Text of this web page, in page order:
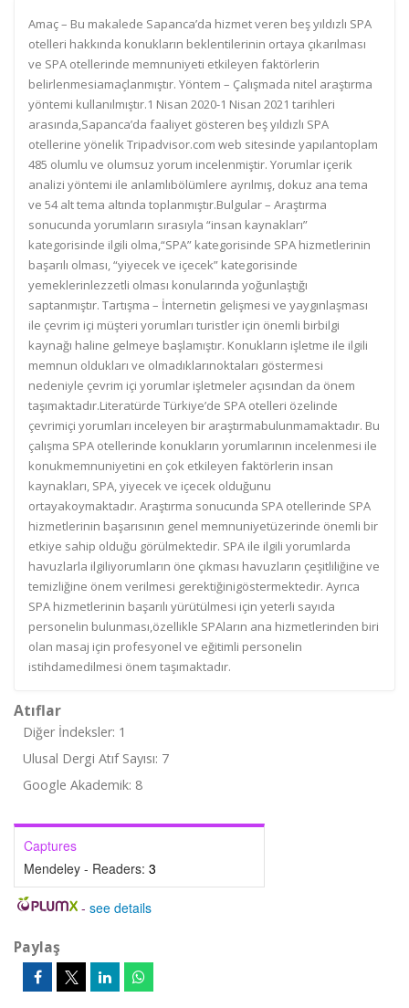
Amaç – Bu makalede Sapanca’da hizmet veren beş yıldızlı SPA
otelleri hakkında konukların beklentilerinin ortaya çıkarılması
ve SPA otellerinde memnuniyeti etkileyen faktörlerin
belirlenmesiamaçlanmıştır. Yöntem – Çalışmada nitel araştırma
yöntemi kullanılmıştır.1 Nisan 2020-1 Nisan 2021 tarihleri
arasında,Sapanca’da faaliyet gösteren beş yıldızlı SPA
otellerine yönelik Tripadvisor.com web sitesinde yapılantoplam
485 olumlu ve olumsuz yorum incelenmiştir. Yorumlar içerik
analizi yöntemi ile anlamlıbölümlere ayrılmış, dokuz ana tema
ve 54 alt tema altında toplanmıştır.Bulgular – Araştırma
sonucunda yorumların sırasıyla “insan kaynakları”
kategorisinde ilgili olma,“SPA” kategorisinde SPA hizmetlerinin
başarılı olması, “yiyecek ve içecek” kategorisinde
yemeklerinlezzetli olması konularında yoğunlaştığı
saptanmıştır. Tartışma – İnternetin gelişmesi ve yaygınlaşması
ile çevrim içi müşteri yorumları turistler için önemli birbilgi
kaynağı haline gelmeye başlamıştır. Konukların işletme ile ilgili
memnun oldukları ve olmadıklarınoktaları göstermesi
nedeniyle çevrim içi yorumlar işletmeler açısından da önem
taşımaktadır.Literatürde Türkiye’de SPA otelleri özelinde
çevrimiçi yorumları inceleyen bir araştırmabulunmamaktadır. Bu
çalışma SPA otellerinde konukların yorumlarının incelenmesi ile
konukmemnuniyetini en çok etkileyen faktörlerin insan
kaynakları, SPA, yiyecek ve içecek olduğunu
ortayakoymaktadır. Araştırma sonucunda SPA otellerinde SPA
hizmetlerinin başarısının genel memnuniyetüzerinde önemli bir
etkiye sahip olduğu görülmektedir. SPA ile ilgili yorumlarda
havuzlarla ilgiliyorumların öne çıkması havuzların çeşitliliğine ve
temizliğine önem verilmesi gerektiğinigöstermektedir. Ayrıca
SPA hizmetlerinin başarılı yürütülmesi için yeterli sayıda
personelin bulunması,özellikle SPAların ana hizmetlerinden biri
olan masaj için profesyonel ve eğitimli personelin
istihdamedilmesi önem taşımaktadır.
Atıflar
Diğer İndeksler: 1
Ulusal Dergi Atıf Sayısı: 7
Google Akademik: 8
Captures
Mendeley - Readers: 3
- see details
Paylaş